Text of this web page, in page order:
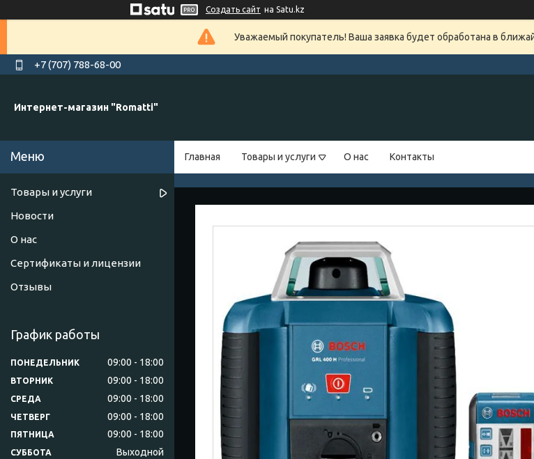
Создать сайт на Satu.kz
Уважаемый покупатель! Ваша заявка будет обработана в
+7 (707) 788-68-00
Интернет-магазин "Romatti"
Главная Товары и услуги О нас Контакты
Товары и услуги
Новости
О нас
Сертификаты и лицензии
Отзывы
График работы
ПОНЕДЕЛЬНИК 09:00 18:00
ВТОРНИК 09:00 18:00
СРЕДА 09:00 18:00
ЧЕТВЕРГ 09:00 18:00
ПЯТНИЦА 09:00 18:00
СУББОТА Выходной